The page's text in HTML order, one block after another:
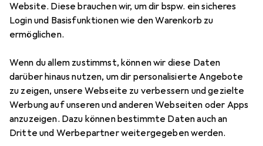
Website. Diese brauchen wir, um dir bspw. ein sicheres
Login und Basisfunktionen wie den Warenkorb zu
ermöglichen.
Wenn du allem zustimmst, können wir diese Daten
darüber hinaus nutzen, um dir personalisierte Angebote
zu zeigen, unsere Webseite zu verbessern und gezielte
Werbung auf unseren und anderen Webseiten oder Apps
anzuzeigen. Dazu können bestimmte Daten auch an
Dritte und Werbepartner weitergegeben werden.
FestoADN Compact Cyl 50mm Bore
80mm Stroke
Preis in EUR inkl. MwSt.
EUR
222,59
Bewertungen Marke
Mehr von Festo